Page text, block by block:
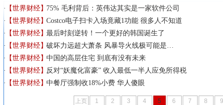
【世界财经】75% 毛利背后：英伟达其实是一家软件公司
【世界财经】Costco电子扫卡入场竟藏1功能 很多人不知道
【世界财经】最后时刻逆转！一个更好的韩国诞生了
【世界财经】破坏力远超大萧条 风暴导火线极可能是…
【世界财经】中国的高层住宅 到底有没有未来
【世界财经】反对“妖魔化富豪” 收入最低一半人应免所得税
【世界财经】中餐厅强制收18%小费 华人傻眼
上页 1 2 3 4 5 6 7 8 9